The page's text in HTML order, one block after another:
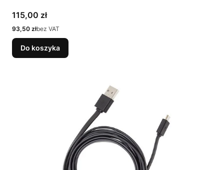
Cena
115,00 zł
Cena
93,50 złbez VAT
Do koszyka